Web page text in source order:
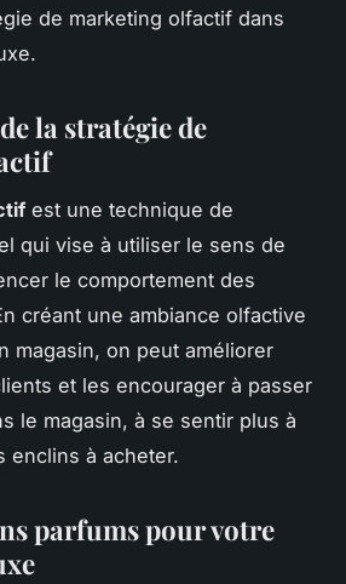
de marketing olfactif dans
la stratégie de
est une technique de
qui vise à utiliser le sens de
le comportement des
créant une ambiance olfactive
magasin, on peut améliorer
et les encourager à passer
le magasin, à se sentir plus à
enclins à acheter.
parfums pour votre